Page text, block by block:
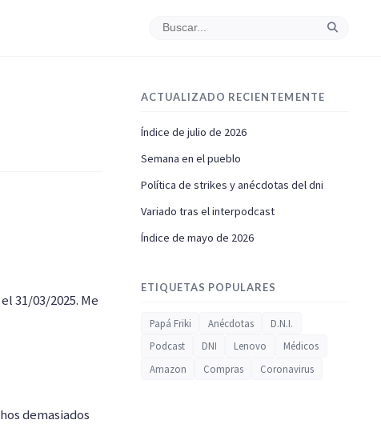
31/03/2025. Me
demasiados
ACTUALIZADO RECIENTEMENTE
Índice de julio de 2026
Semana en el pueblo
Política de strikes y anécdotas del dni
Variado tras el interpodcast
Índice de mayo de 2026
ETIQUETAS POPULARES
Papá Friki Anécdotas
D.N.I.
Podcast
DNI Lenovo
Médicos
Amazon
Compras Coronavirus